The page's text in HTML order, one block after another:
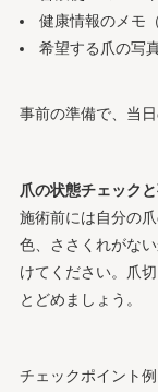
健康情報のメモ
希望する爪の写
事前の準備で、当
爪の状態チェック
施術前には自分の
色、ささくれがな
けてください。爪
とどめましょう。
チェックポイント例